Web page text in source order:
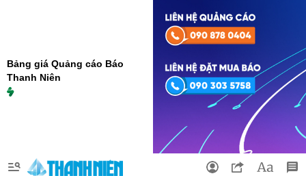
Bảng giá Quảng cáo Báo
Thanh Niên